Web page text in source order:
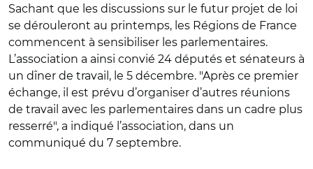
Sachant que les discussions sur le futur projet de loi
se dérouleront au printemps, les Régions de France
commencent à sensibiliser les parlementaires.
L’association a ainsi convié 24 députés et sénateurs à
un dîner de travail, le 5 décembre. "Après ce premier
échange, il est prévu d’organiser d’autres réunions
de travail avec les parlementaires dans un cadre plus
resserré", a indiqué l’association, dans un
communiqué du 7 septembre.